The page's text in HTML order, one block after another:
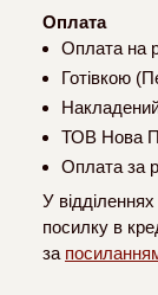
Оплата
Оплата на
Готівкою
ТОВ Нова
Оплата за
У
посилку в
за